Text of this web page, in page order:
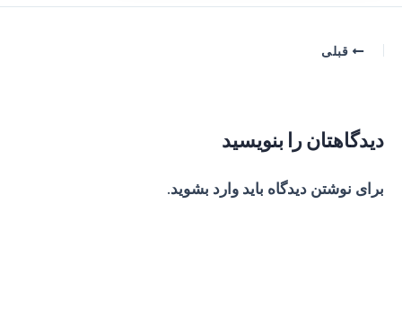
پیمایشقبلی
دیدگاهتان را بنویسید
برای نوشتن دیدگاه بایدوارد بشوید.